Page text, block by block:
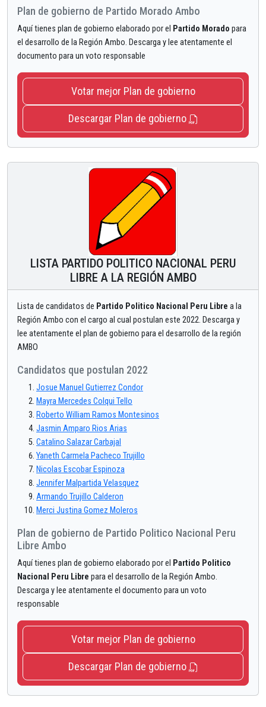
Plan de gobierno de Partido Morado Ambo
Aquí tienes plan de gobierno elaborado por el Partido Morado para
el desarrollo de la Región Ambo. Descarga y lee atentamente el
documento para un voto responsable
Votar mejor Plan de gobierno
Descargar Plan de gobierno
LISTA PARTIDO POLITICO NACIONAL PERU
LIBRE A LA REGIÓN AMBO
Lista de candidatos de Partido Politico Nacional Peru Libre a la
Región Ambo con el cargo al cual postulan este 2022. Descarga y
lee atentamente el plan de gobierno para el desarrollo de la región
AMBO
Candidatos que postulan 2022
Josue Manuel Gutierrez Condor
Mayra Mercedes Colqui Tello
Roberto William Ramos Montesinos
Jasmin Amparo Rios Arias
Catalino Salazar Carbajal
Yaneth Carmela Pacheco Trujillo
Nicolas Escobar Espinoza
Jennifer Malpartida Velasquez
Armando Trujillo Calderon
Merci Justina Gomez Moleros
Plan de gobierno de Partido Politico Nacional Peru
Libre Ambo
Aquí tienes plan de gobierno elaborado por el Partido Politico
Nacional Peru Libre para el desarrollo de la Región Ambo.
Descarga y lee atentamente el documento para un voto
responsable
Votar mejor Plan de gobierno
Descargar Plan de gobierno